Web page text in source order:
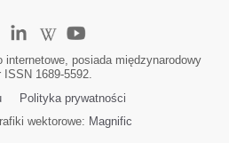
posiada międzynarodowy
ISSN 1689-5592.
Polityka prywatności
wektorowe: Magnific